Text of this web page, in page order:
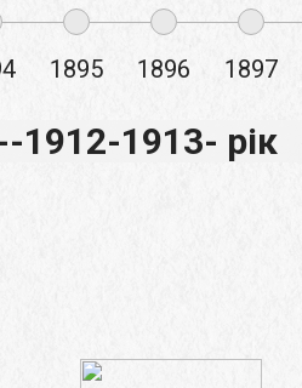
1895 1896 1897
1913- рік